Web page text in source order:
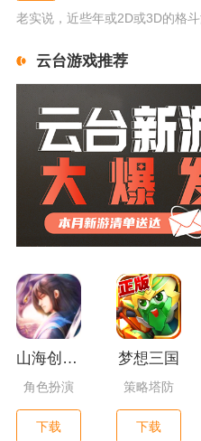
云台游戏推荐
山海创世录一剑天逆
角色扮演
下载
梦想三国
策略塔防
下载